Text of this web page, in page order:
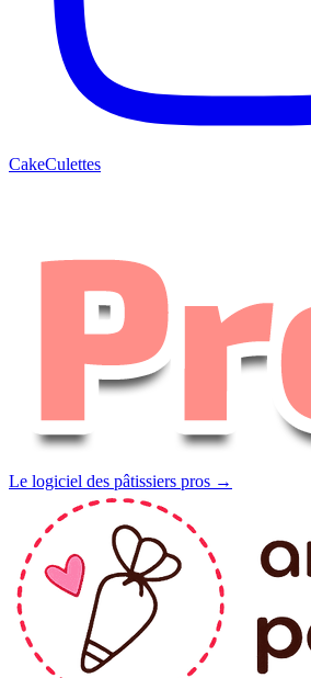
CakeCulettes
Le logiciel des pâtissiers pros →